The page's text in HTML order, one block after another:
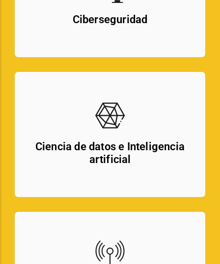
Ciberseguridad
Ciencia de datos e Inteligencia
artificial